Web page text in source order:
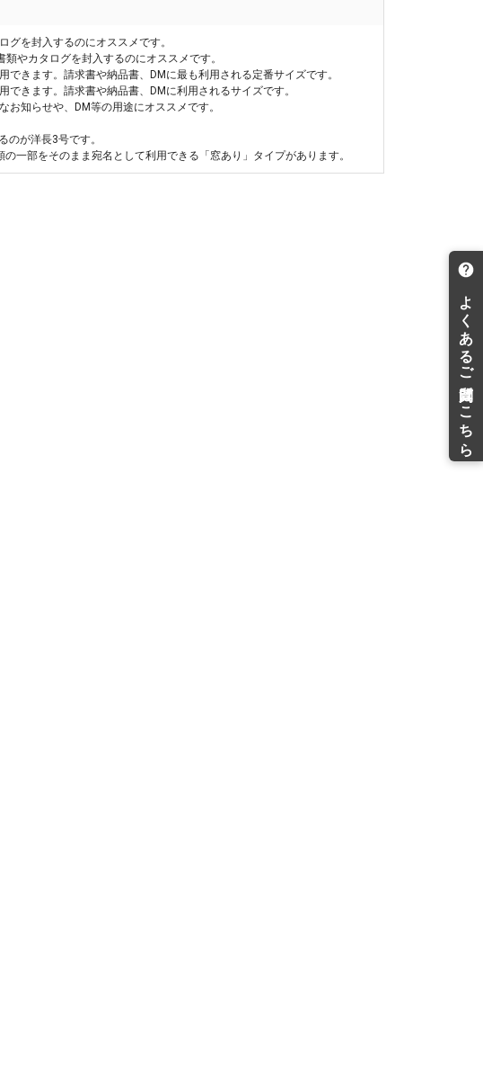
グを封入するのにオススメです。
やカタログを封入するのにオススメです。
きます。請求書や納品書、DMに最も利用される定番サイズです。
きます。請求書や納品書、DMに利用されるサイズです。
知らせや、DM等の用途にオススメです。
が洋長3号です。
一部をそのまま宛名として利用できる「窓あり」タイプがあります。